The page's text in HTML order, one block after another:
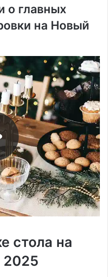
о главных
на Новый
стола на
2025